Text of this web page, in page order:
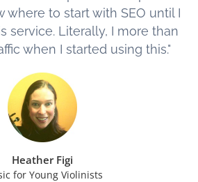
where to start with SEO until I
service. Literally, I more than
when I started using this."
Heather Figi
for Young Violinists